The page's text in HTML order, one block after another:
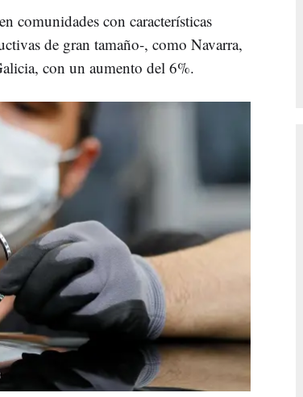
comunidades con características
de gran tamaño-, como Navarra,
con un aumento del 6%.